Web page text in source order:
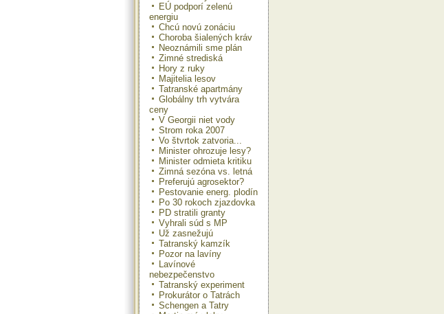
EÚ podporí zelenú
energiu
Chcú novú zonáciu
Choroba šialených kráv
Neoznámili sme plán
Zimné strediská
Hory z ruky
Majitelia lesov
Tatranské apartmány
Globálny trh vytvára
ceny
V Georgii niet vody
Strom roka 2007
Vo štvrtok zatvoria...
Minister ohrozuje lesy?
Minister odmieta kritiku
Zimná sezóna vs. letná
Preferujú agrosektor?
Pestovanie energ. plodín
Po 30 rokoch zjazdovka
PD stratili granty
Vyhrali súd s MP
Už zasnežujú
Tatranský kamzík
Pozor na lavíny
Lavínové
nebezpečenstvo
Tatranský experiment
Prokurátor o Tatrách
Schengen a Tatry